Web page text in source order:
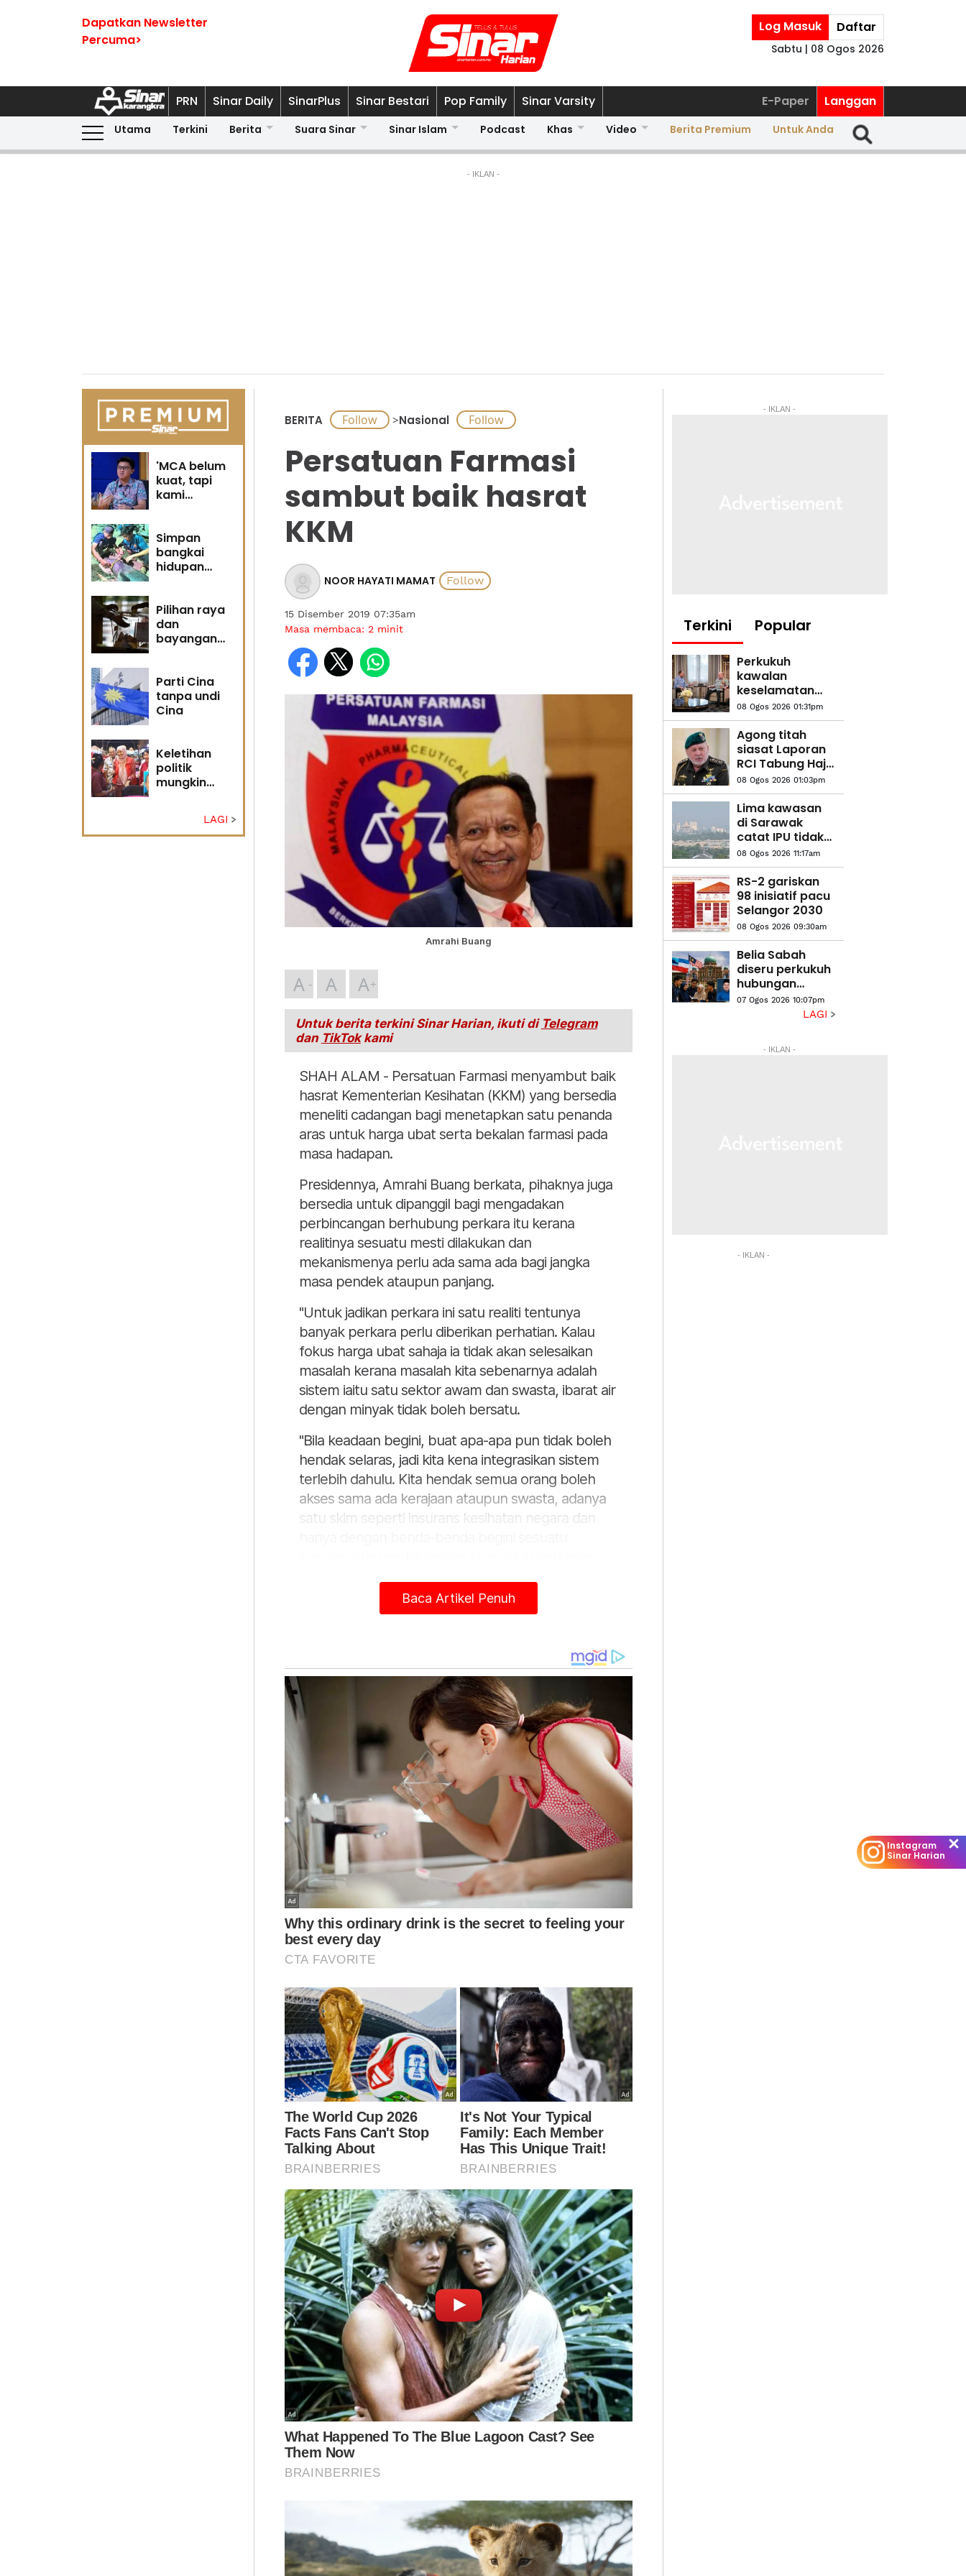
Dapatkan Newsletter
Percuma>
Log Masuk Daftar
Sabtu | 08 Ogos 2026
PRN Sinar Daily SinarPlus Sinar Bestari Pop Family Sinar Varsity E-Paper Langgan
Utama Terkini Berita Suara Sinar Sinar Islam Podcast Khas Video Berita Premium Untuk Anda
- IKLAN -
'MCA belum
kuat, tapi
kami
Simpan
bangkai
hidupan
Pilihan raya
dan
bayangan
Parti Cina
tanpa undi
Cina
Keletihan
politik
mungkin
Penganalisis
LAGI
BERITA >Nasional
Persatuan Farmasi
sambut baik hasrat
KKM
NOOR HAYATI MAMAT
15 Disember 2019 07:35am
Masa membaca: 2 minit
Amrahi Buang
A A A
Untuk berita terkini Sinar Harian, ikuti di Telegram
dan TikTokkami
SHAH ALAM - Persatuan Farmasi menyambut baik
hasrat Kementerian Kesihatan (KKM) yang bersedia
meneliti cadangan bagi menetapkan satu penanda
aras untuk harga ubat serta bekalan farmasi pada
masa hadapan.
Presidennya, Amrahi Buang berkata, pihaknya juga
bersedia untuk dipanggil bagi mengadakan
perbincangan berhubung perkara itu kerana
realitinya sesuatu mesti dilakukan dan
mekanismenya perlu ada sama ada bagi jangka
masa pendek ataupun panjang.
"Untuk jadikan perkara ini satu realiti tentunya
banyak perkara perlu diberikan perhatian. Kalau
fokus harga ubat sahaja ia tidak akan selesaikan
masalah kerana masalah kita sebenarnya adalah
sistem iaitu satu sektor awam dan swasta, ibarat air
dengan minyak tidak boleh bersatu.
"Bila keadaan begini, buat apa-apa pun tidak boleh
hendak selaras, jadi kita kena integrasikan sistem
terlebih dahulu. Kita hendak semua orang boleh
akses sama ada kerajaan ataupun swasta, adanya
satu skim seperti insurans kesihatan negara dan
"Saya juga tidak bersetuju dengan persepsi kalau
ada duit pergi swasta, itu menunjukkan sistem yang
berkemampuan pergi kepada kerajaan," katanya
kepada Sinar Harian semalam.
Menurutnya, kerajaan juga perlu wujudkan satu
undang-undang kepada semua yang terlibat dalam
rantaian nilai supaya adanya satu ketelusan.
"Banyak negara seperti Taiwan, Africa Selatan dan
Thailand, rakyat di negara tersebut mengetahui
tentang harga ubat, semua boleh tahu, tapi dekat
Malaysia jadi pelik. Jadi perlunya undang-undang,
kalau tidak kita takkan tahu berapa harga ubat di
peringkat seperti pengilang, pengedar atau
pembekal.
"Harga kepada pengguna berbeza-beza, kerajaan
sebenarnya boleh berunding dengan pihak-pihak
terlibat. Tiada sesiapa yang waras minta dirinya
sakit, apabila sakit keperluannya tentulah ubat dan
ubat ini bukan barang komoditi atau dagangan
yang harus diraih keuntungan," katanya.
Artikel Berkaitan:
Penjawat awam sambut baik inisiatif pakai batik setiap
Khamis
Ekonomi Madani tetapkan tujuh penanda aras - PM
Cuepacs sambut baik imbuhan tetap bakal diumumkan
PM
Muat turun aplikasi Sinar Harian.Klik di sini!
Ubat Ubatan
Baca Artikel Penuh
- IKLAN -
Terkini Popular
Perkukuh
kawalan
keselamatan
semua
lapangan
terbang, pintu
masuk negara,
titah Agong
08 Ogos 2026 01:31pm
Agong titah
siasat Laporan
RCI Tabung Haji
'sehingga ke
lubang cacing'
08 Ogos 2026 01:03pm
Lima kawasan
di Sarawak
catat IPU tidak
sihat - JAS
08 Ogos 2026 11:17am
RS-2 gariskan
98 inisiatif pacu
Selangor 2030
08 Ogos 2026 09:30am
Belia Sabah
diseru perkukuh
hubungan
dengan
07 Ogos 2026 10:07pm
LAGI
- IKLAN -
- IKLAN -
Instagram
Sinar Harian